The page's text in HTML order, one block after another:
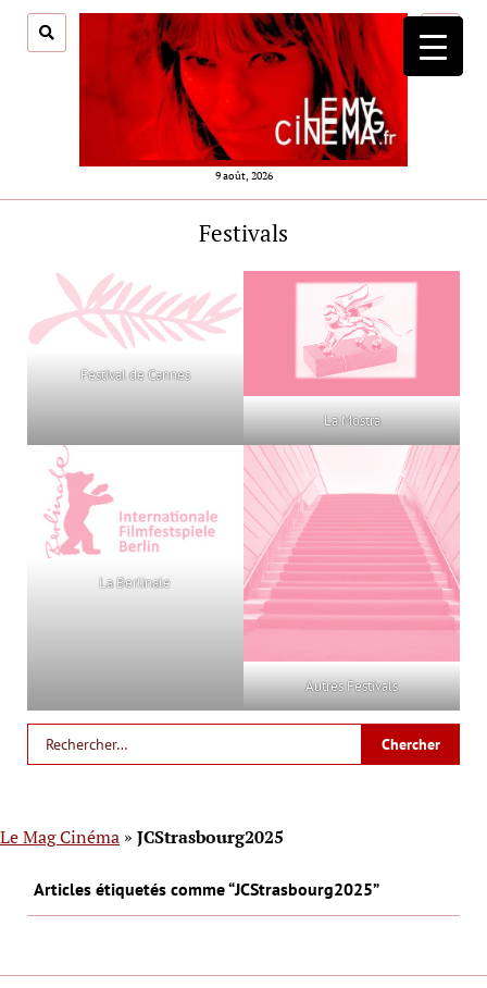
9 août, 2026
menu
Festivals
Festival de Cannes
La Mostra
La Berlinale
Autres Festivals
Le Mag Cinéma » JCStrasbourg2025
Articles étiquetés comme “JCStrasbourg2025”